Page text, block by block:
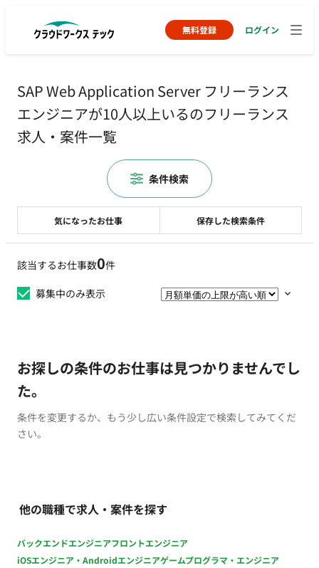
無料登録 ログイン
SAP Web Application Server フリーランス
エンジニアが10人以上いるのフリーランス
求人・案件一覧
該当するお仕事数0件
募集中のみ表示
お探しの条件のお仕事は見つかりませんでし
た。
条件を変更するか、もう少し広い条件設定で検索してみてくだ
さい。
他の職種で求人・案件を探す
バックエンドエンジニアフロントエンジニア
iOSエンジニア・Androidエンジニアゲームプログラマ・エンジニア
気になったお仕事 保存した検索条件
条件検索